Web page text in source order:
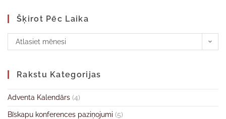
Šķirot Pēc Laika
Atlasiet mēnesi
Rakstu Kategorijas
Adventa Kalendārs (4)
Bīskapu konferences paziņojumi (5)